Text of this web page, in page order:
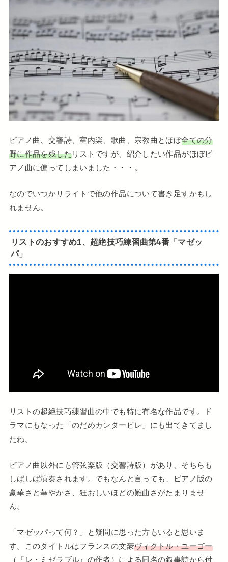
ピアノ曲、交響詩、室内楽、歌曲、宗教曲とほぼ全ての分
野に作品を残したリストですが、紹介したい作品がほぼピ
アノ曲に偏ってしまいました・・・。
なのでいつかリライトで他の作品について書き足すかもし
れません。
リストのおすすめ1、超絶技巧練習曲第4番「マゼッ
パ」
リストの超絶技巧練習曲の中でも特に有名な作品です。ド
ラマにもなった「のだめカンタービレ」にも出てきてまし
たね。
ピアノ曲以外にも管弦楽版（交響詩版）があり、そちらも
しばしば演奏されます。でもなんと言っても、ピアノ版の
豪華さと華やかさ、狂おしいほどの難曲さがたまりませ
ん。
「マゼッパって何？」と疑問に思った方もいると思いま
す。このタイトルはフランスの文豪ヴィクトル・ユーゴー
（『レ・ミゼラブル』の作者）による同名の叙事詩から付